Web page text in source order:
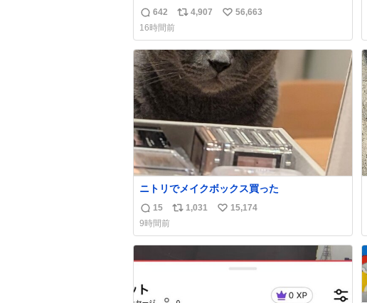
62kg→82kgに 110kgのベンチプレス持ち上
げる姿披露
news.livedoor.com/article/detail… 元々自重
のみだったが、更に筋肉を大きくするためジ
ム通いを開始。筋肉増量のためおにぎり10
個、ゼリー飲料3～4本、パスタと毎日4千kcal
オーバーの食事を摂取し、増量したという。
返
信
数
642
リ
ス
ト
数
4,907
い
ね
数
56,663
16時間前
ニトリでメイクボックス買った
返
信
数
15
リ
ス
ト
1,031
い
ね
数
15,174
9時間前